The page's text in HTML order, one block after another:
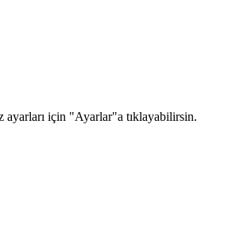
ayarları için "Ayarlar"a tıklayabilirsin.